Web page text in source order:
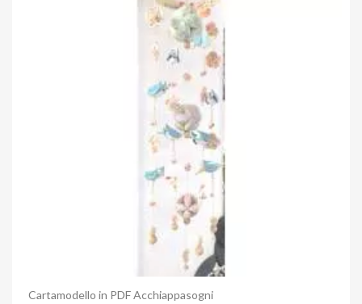
Anteprima
Cartamodello in PDF Acchiappasogni